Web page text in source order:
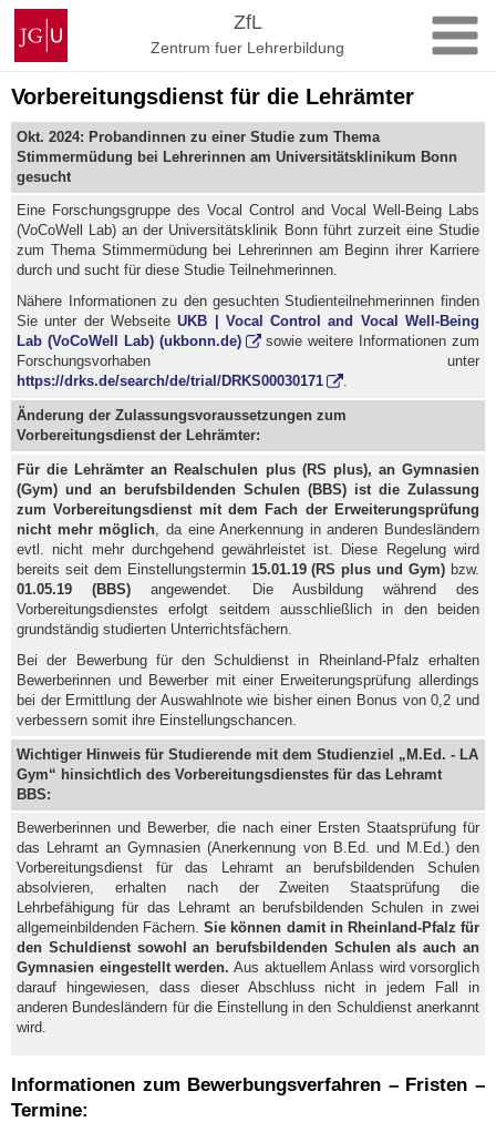
Zum
Inhalt
springen
Johannes
Gutenberg-
Universität
Mainz
ZfL
Zentrum fuer Lehrerbildung
Vorbereitungsdienst für die Lehrämter
Okt. 2024: Probandinnen zu einer Studie zum Thema
Stimmermüdung bei Lehrerinnen am Universitätsklinikum Bonn
gesucht
Eine Forschungsgruppe des Vocal Control and Vocal Well-Being Labs
(VoCoWell Lab) an der Universitätsklinik Bonn führt zurzeit eine Studie
zum Thema Stimmermüdung bei Lehrerinnen am Beginn ihrer Karriere
durch und sucht für diese Studie Teilnehmerinnen.
Nähere Informationen zu den gesuchten Studienteilnehmerinnen finden
Sie unter der WebseiteUKB | Vocal Control and Vocal Well-Being
Lab (VoCoWell Lab) (ukbonn.de)
sowie weitere Informationen zum
Forschungsvorhaben unter
https://drks.de/search/de/trial/DRKS00030171
.
Änderung der Zulassungsvoraussetzungen zum
Vorbereitungsdienst der Lehrämter:
Für die Lehrämter an Realschulen plus (RS plus), an Gymnasien
(Gym) und an berufsbildenden Schulen (BBS) ist die Zulassung
zum Vorbereitungsdienst mit dem Fach der Erweiterungsprüfung
nicht mehr möglich , da eine Anerkennung in anderen Bundesländern
evtl. nicht mehr durchgehend gewährleistet ist. Diese Regelung wird
bereits seit dem Einstellungstermin 15.01.19 (RS plus und Gym) bzw.
01.05.19 (BBS) angewendet. Die Ausbildung während des
Vorbereitungsdienstes erfolgt seitdem ausschließlich in den beiden
grundständig studierten Unterrichtsfächern.
Bei der Bewerbung für den Schuldienst in Rheinland-Pfalz erhalten
Bewerberinnen und Bewerber mit einer Erweiterungsprüfung allerdings
bei der Ermittlung der Auswahlnote wie bisher einen Bonus von 0,2 und
verbessern somit ihre Einstellungschancen.
Wichtiger Hinweis für Studierende mit dem Studienziel „M.Ed. - LA
Gym“ hinsichtlich des Vorbereitungsdienstes für das Lehramt
BBS:
Bewerberinnen und Bewerber, die nach einer Ersten Staatsprüfung für
das Lehramt an Gymnasien (Anerkennung von B.Ed. und M.Ed.) den
Vorbereitungsdienst für das Lehramt an berufsbildenden Schulen
absolvieren, erhalten nach der Zweiten Staatsprüfung die
Lehrbefähigung für das Lehramt an berufsbildenden Schulen in zwei
allgemeinbildenden Fächern.Sie können damit in Rheinland-Pfalz für
den Schuldienst sowohl an berufsbildenden Schulen als auch an
Gymnasien eingestellt werden.Aus aktuellem Anlass wird vorsorglich
darauf hingewiesen, dass dieser Abschluss nicht in jedem Fall in
anderen Bundesländern für die Einstellung in den Schuldienst anerkannt
wird.
Informationen zum Bewerbungsverfahren – Fristen –
Termine: